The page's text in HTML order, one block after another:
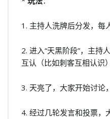
1. 主持人洗牌后分发，每
2. 进入“天黑阶段”，主持
互认（比如刺客互相认识
3. 天亮了，大家开始讨论
4. 经过几轮发言和投票，